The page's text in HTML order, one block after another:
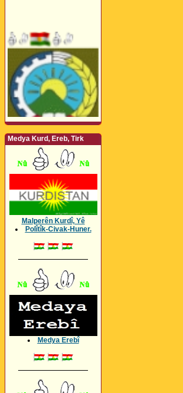
Medya Kurd, Ereb, Tirk
Malperên Kurdî, Yê
Polîtîk-Civak-Huner.
Medya Erebî